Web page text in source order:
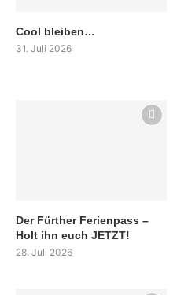
Cool bleiben…
31. Juli 2026
Der Fürther Ferienpass –
Holt ihn euch JETZT!
28. Juli 2026